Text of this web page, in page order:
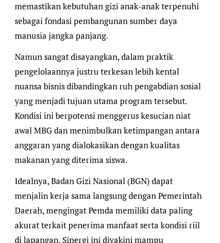
memastikan kebutuhan gizi anak-anak terpenuhi
sebagai fondasi pembangunan sumber daya
manusia jangka panjang.
Namun sangat disayangkan, dalam praktik
pengelolaannya justru terkesan lebih kental
nuansa bisnis dibandingkan ruh pengabdian sosial
yang menjadi tujuan utama program tersebut.
Kondisi ini berpotensi menggerus kesucian niat
awal MBG dan menimbulkan ketimpangan antara
anggaran yang dialokasikan dengan kualitas
makanan yang diterima siswa.
Idealnya, Badan Gizi Nasional (BGN) dapat
menjalin kerja sama langsung dengan Pemerintah
Daerah, mengingat Pemda memiliki data paling
akurat terkait penerima manfaat serta kondisi riil
di lapangan. Sinergi ini diyakini mampu